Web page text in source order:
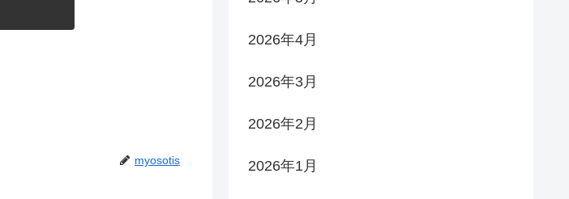
myosotis
2026年4月
2026年3月
2026年2月
2026年1月